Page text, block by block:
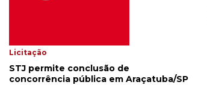
Licitação
STJ permite conclusão de
concorrência pública em Araçatuba/SP